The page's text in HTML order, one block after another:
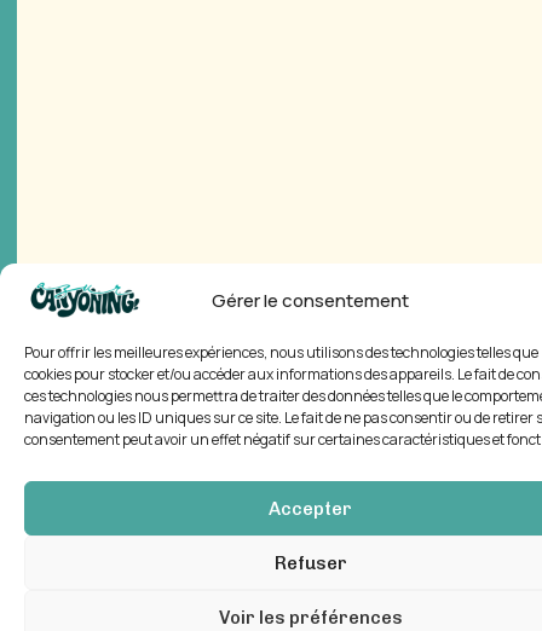
Gérer le consentement
Pour offrir les meilleures expériences, nous utilisons des technologies telles que
cookies pour stocker et/ou accéder aux informations des appareils. Le fait de
ces technologies nous permettra de traiter des données telles que le
navigation ou les ID uniques sur ce site. Le fait de ne pas consentir ou de retirer
consentement peut avoir un effet négatif sur certaines caractéristiques et
Accepter
Refuser
Voir les préférences